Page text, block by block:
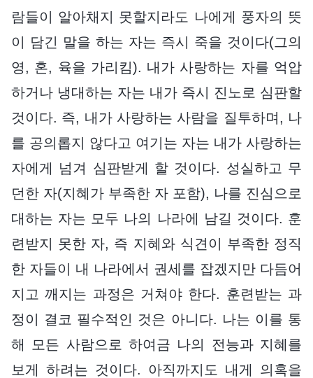
람들이 알아채지 못할지라도 나에게 풍자의 뜻
이 담긴 말을 하는 자는 즉시 죽을 것이다(그의
영, 혼, 육을 가리킴). 내가 사랑하는 자를 억압
하거나 냉대하는 자는 내가 즉시 진노로 심판할
것이다. 즉, 내가 사랑하는 사람을 질투하며, 나
를 공의롭지 않다고 여기는 자는 내가 사랑하는
자에게 넘겨 심판받게 할 것이다. 성실하고 무
던한 자(지혜가 부족한 자 포함), 나를 진심으로
대하는 자는 모두 나의 나라에 남길 것이다. 훈
련받지 못한 자, 즉 지혜와 식견이 부족한 정직
한 자들이 내 나라에서 권세를 잡겠지만 다듬어
지고 깨지는 과정은 거쳐야 한다. 훈련받는 과
정이 결코 필수적인 것은 아니다. 나는 이를 통
해 모든 사람으로 하여금 나의 전능과 지혜를
보게 하려는 것이다. 아직까지도 내게 의혹을